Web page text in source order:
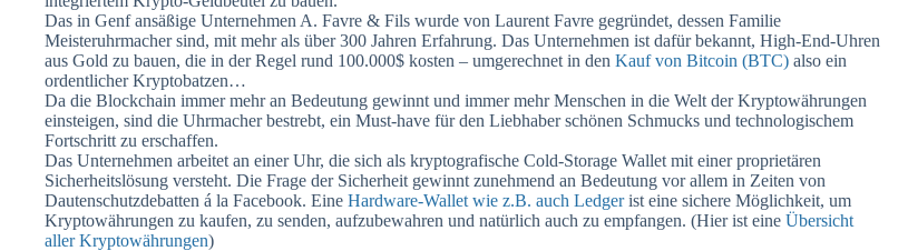
Das in Genf ansäßige Unternehmen A. Favre & Fils wurde von Laurent Favre gegründet, dessen Familie
Meisteruhrmacher sind, mit mehr als über 300 Jahren Erfahrung. Das Unternehmen ist dafür bekannt, High-End-Uhren
aus Gold zu bauen, die in der Regel rund 100.000$ kosten – umgerechnet in den Kauf von Bitcoin (BTC) also ein
ordentlicher Kryptobatzen…
Da die Blockchain immer mehr an Bedeutung gewinnt und immer mehr Menschen in die Welt der Kryptowährungen
einsteigen, sind die Uhrmacher bestrebt, ein Must-have für den Liebhaber schönen Schmucks und technologischem
Fortschritt zu erschaffen.
Das Unternehmen arbeitet an einer Uhr, die sich als kryptografische Cold-Storage Wallet mit einer proprietären
Sicherheitslösung versteht. Die Frage der Sicherheit gewinnt zunehmend an Bedeutung vor allem in Zeiten von
Dautenschutzdebatten á la Facebook. Eine Hardware-Wallet wie z.B. auch Ledgerist eine sichere Möglichkeit, um
Kryptowährungen zu kaufen, zu senden, aufzubewahren und natürlich auch zu empfangen. (Hier ist eine Übersicht
aller Kryptowährungen)